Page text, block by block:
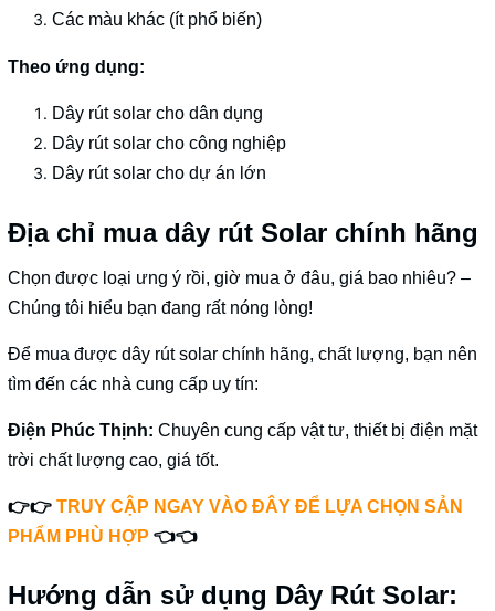
Các màu khác (ít phổ biến)
Theo ứng dụng:
Dây rút solar cho dân dụng
Dây rút solar cho công nghiệp
Dây rút solar cho dự án lớn
Địa chỉ mua dây rút Solar chính hãng
Chọn được loại ưng ý rồi, giờ mua ở đâu, giá bao nhiêu? –
Chúng tôi hiểu bạn đang rất nóng lòng!
Để mua được dây rút solar chính hãng, chất lượng, bạn nên
tìm đến các nhà cung cấp uy tín:
Điện Phúc Thịnh: Chuyên cung cấp vật tư, thiết bị điện mặt
trời chất lượng cao, giá tốt.
👉👉 TRUY CẬP NGAY VÀO ĐÂY ĐỂ LỰA CHỌN SẢN
PHẨM PHÙ HỢP 👈👈
Hướng dẫn sử dụng Dây Rút Solar: